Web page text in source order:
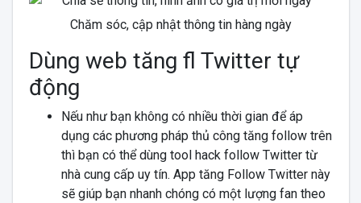
Chăm sóc, cập nhật thông tin hàng ngày
Dùng web tăng fl Twitter tự
động
Nếu như bạn không có nhiều thời gian để áp
dụng các phương pháp thủ công tăng follow trên
thì bạn có thể dùng tool hack follow Twitter từ
nhà cung cấp uy tín. App tăng Follow Twitter này
sẽ giúp bạn nhanh chóng có một lượng fan theo